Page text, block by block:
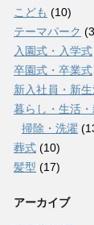
こども (10)
テーマパーク
入園式・入学式
卒園式・卒業式
新入社員・新
暮らし・生活
掃除・洗濯
葬式 (10)
髪型 (17)
アーカイブ